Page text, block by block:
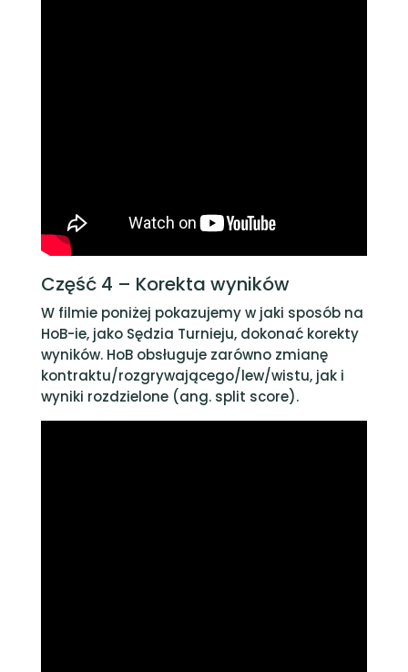
Część 4 – Korekta wyników
W filmie poniżej pokazujemy w jaki sposób na
HoB-ie, jako Sędzia Turnieju, dokonać korekty
wyników. HoB obsługuje zarówno zmianę
kontraktu/rozgrywającego/lew/wistu, jak i
wyniki rozdzielone (ang. split score).